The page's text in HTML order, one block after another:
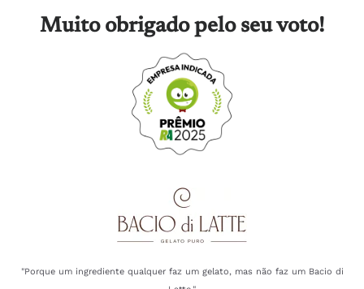
Muito obrigado pelo seu voto!
"Porque um ingrediente qualquer faz um gelato, mas não faz um Bacio di